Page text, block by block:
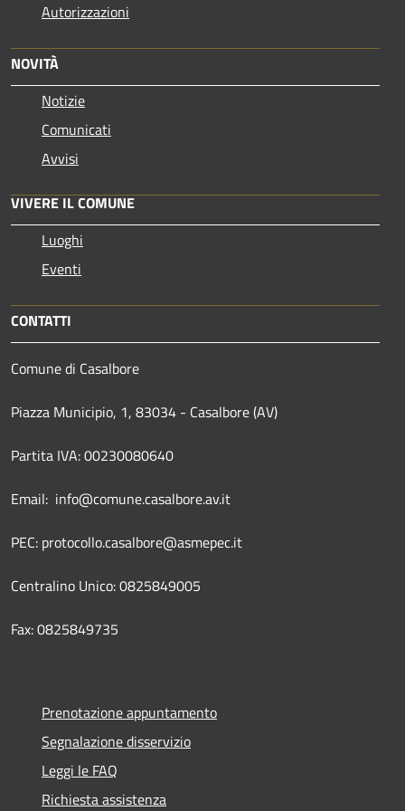
Autorizzazioni
NOVITÀ
Notizie
Comunicati
Avvisi
VIVERE IL COMUNE
Luoghi
Eventi
CONTATTI
Comune di Casalbore
Piazza Municipio, 1, 83034 - Casalbore (AV)
Partita IVA: 00230080640
Email: info@comune.casalbore.av.it
PEC: protocollo.casalbore@asmepec.it
Centralino Unico: 0825849005
Fax: 0825849735
Prenotazione appuntamento
Segnalazione disservizio
Leggi le FAQ
Richiesta assistenza